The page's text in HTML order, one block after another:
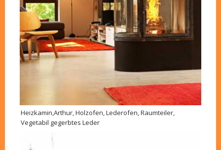
Heizkamin,Arthur, Holzofen, Lederofen, Raumteiler,
Vegetabil gegerbtes Leder